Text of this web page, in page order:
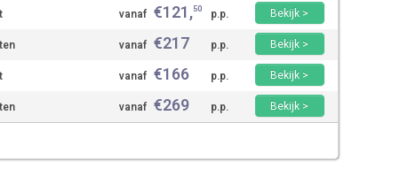
vanaf €121,50 p.p.
Bekijk >
vanaf €217 p.p.
Bekijk >
vanaf €166 p.p.
Bekijk >
vanaf €269 p.p. Bekijk >